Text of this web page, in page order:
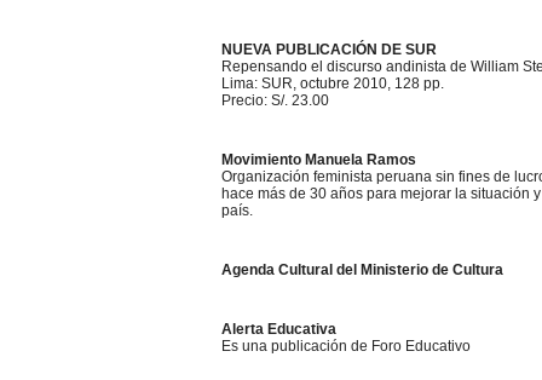
NUEVA PUBLICACIÓN DE SUR
Repensando el discurso andinista de William
Lima: SUR, octubre 2010, 128 pp.
Precio: S/. 23.00
Movimiento Manuela Ramos
Organización feminista peruana sin fines de
hace más de 30 años para mejorar la situación
país.
Agenda Cultural del Ministerio de Cultura
Alerta Educativa
Es una publicación de Foro Educativo